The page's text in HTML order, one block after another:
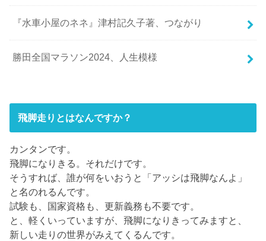
『水車小屋のネネ』津村記久子著、つながり
勝田全国マラソン2024、人生模様
飛脚走りとはなんですか？
カンタンです。
飛脚になりきる。それだけです。
そうすれば、誰が何をいおうと「アッシは飛脚なんよ」
と名のれるんです。
試験も、国家資格も、更新義務も不要です。
と、軽くいっていますが、飛脚になりきってみますと、
新しい走りの世界がみえてくるんです。